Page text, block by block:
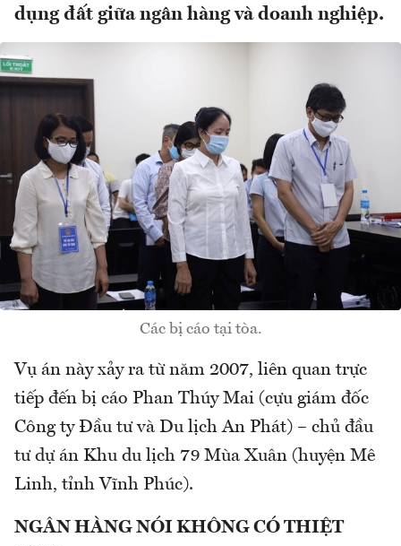
dụng đất giữa ngân hàng và doanh nghiệp.
Các bị cáo tại tòa.
Vụ án này xảy ra từ năm 2007, liên quan trực
tiếp đến bị cáo Phan Thúy Mai (cựu giám đốc
Công ty Đầu tư và Du lịch An Phát) – chủ đầu
tư dự án Khu du lịch 79 Mùa Xuân (huyện Mê
Linh, tỉnh Vĩnh Phúc).
NGÂN HÀNG NÓI KHÔNG CÓ THIỆT